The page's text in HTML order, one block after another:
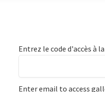
Entrez le code d'accès à
Enter email to access